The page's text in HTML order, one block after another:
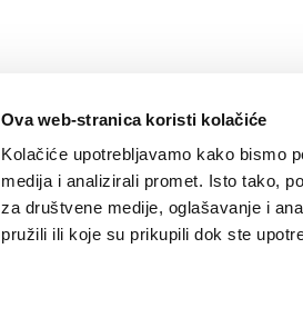
Ova web-stranica koristi kolačiće
Kolačiće upotrebljavamo kako bismo
medija i analizirali promet. Isto tako,
za društvene medije, oglašavanje i
pružili ili koje su prikupili dok ste